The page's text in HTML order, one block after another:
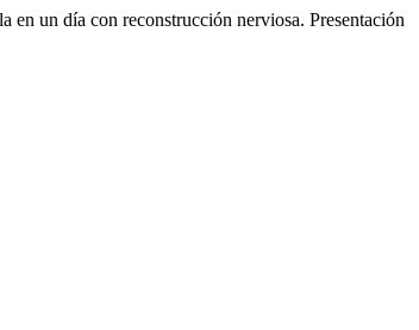
un día con reconstrucción nerviosa. Presentación